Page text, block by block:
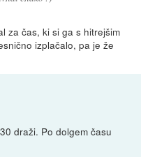
za čas, ki si ga s hitrejšim
izplačalo, pa je že
draži. Po dolgem času